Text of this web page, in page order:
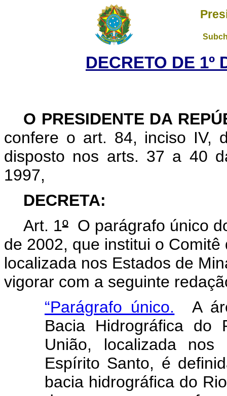
DECRETO DE 1º
O PRESIDENTE DA
confere o art. 84, inciso IV,
disposto nos arts. 37 a 40
1997,
DECRETA:
Art. 1ºO parágrafo único
de 2002, que institui o
localizada nos Estados de
vigorar com a seguinte
“Parágrafo único. A
Bacia Hidrográfica
União, localizada
Espírito Santo, é
bacia hidrográfica do